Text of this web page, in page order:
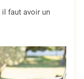
il faut avoir un